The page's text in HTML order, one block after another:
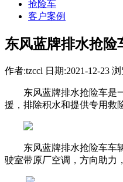
抢险车
客户案例
东风蓝牌排水抢险
作者:tzccl 日期:2021-12-23
东风蓝牌排水抢险车是一
援，排除积水和提供专用救
东风蓝牌排水抢险车车辆
驶室带原厂空调，方向助力